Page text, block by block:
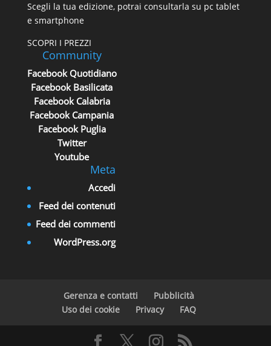
Scegli la tua edizione, potrai consultarla su pc tablet
e smartphone
SCOPRI I PREZZI
Community
Facebook Quotidiano
Facebook Basilicata
Facebook Calabria
Facebook Campania
Facebook Puglia
Twitter
Youtube
Meta
Accedi
Feed dei contenuti
Feed dei commenti
WordPress.org
Gerenza e contatti
Pubblicità
Uso dei cookie
Privacy FAQ